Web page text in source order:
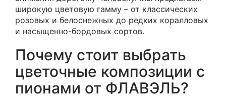
широкую цветовую гамму – от классических
розовых и белоснежных до редких коралловых
и насыщенно-бордовых сортов.
Почему стоит выбрать
цветочные композиции с
пионами от ФЛАВЭЛЬ?